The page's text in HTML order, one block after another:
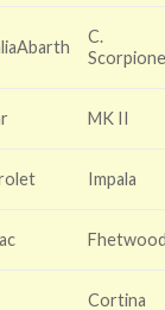
C.
MK II
Impala
Cortina